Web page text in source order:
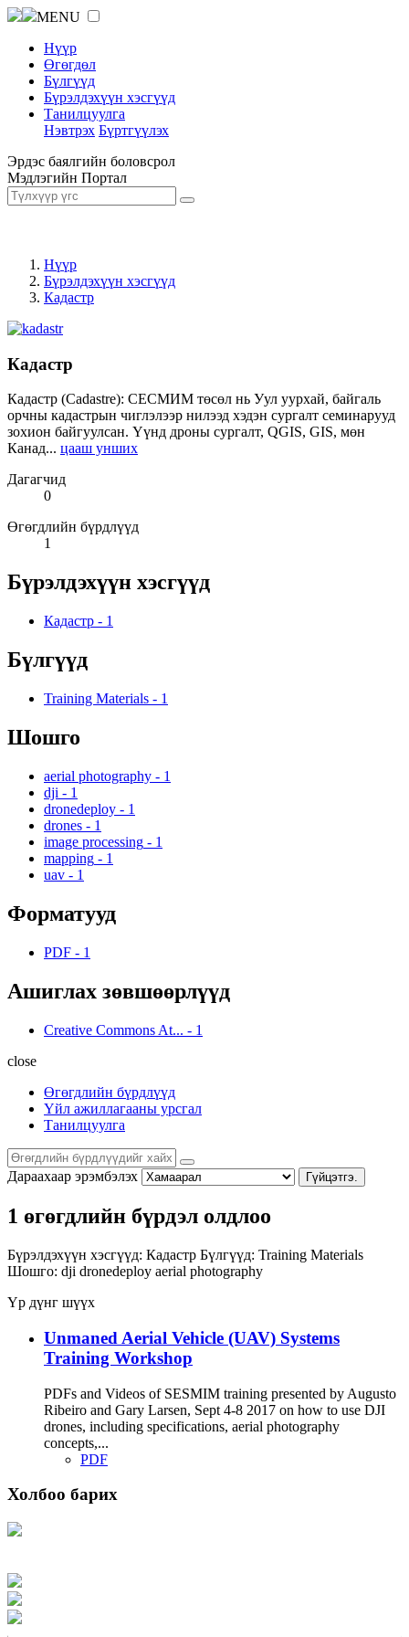
MENU
Нүүр
Өгөгдөл
Бүлгүүд
Бүрэлдэхүүн хэсгүүд
Танилцуулга
Нэвтрэх Бүртгүүлэх
Эрдэс баялгийн боловсрол
Мэдлэгийн Портал
Нүүр
Бүрэлдэхүүн хэсгүүд
Кадастр
Кадастр
Кадастр (Cadastre): СЕСМИМ төсөл нь Уул уурхай, байгаль
орчны кадастрын чиглэлээр нилээд хэдэн сургалт семинарууд
зохион байгуулсан. Үүнд дроны сургалт, QGIS, GIS, мөн
Канад... цааш унших
Дагагчид
0
Өгөгдлийн бүрдлүүд
1
Бүрэлдэхүүн хэсгүүд
Кадастр - 1
Бүлгүүд
Training Materials - 1
Шошго
aerial photography - 1
dji - 1
dronedeploy - 1
drones - 1
image processing - 1
mapping - 1
uav - 1
Форматууд
PDF - 1
Ашиглах зөвшөөрлүүд
Creative Commons At... - 1
close
Өгөгдлийн бүрдлүүд
Үйл ажиллагааны урсгал
Танилцуулга
Дараахаар эрэмбэлэх Гүйцэтгэ.
1 өгөгдлийн бүрдэл олдлоо
Бүрэлдэхүүн хэсгүүд: Кадастр Бүлгүүд: Training Materials
Шошго: dji dronedeploy aerial photography
Үр дүнг шүүх
Unmaned Aerial Vehicle (UAV) Systems
Training Workshop
PDFs and Videos of SESMIM training presented by Augusto
Ribeiro and Gary Larsen, Sept 4-8 2017 on how to use DJI
drones, including specifications, aerial photography
concepts,...
PDF
Холбоо барих